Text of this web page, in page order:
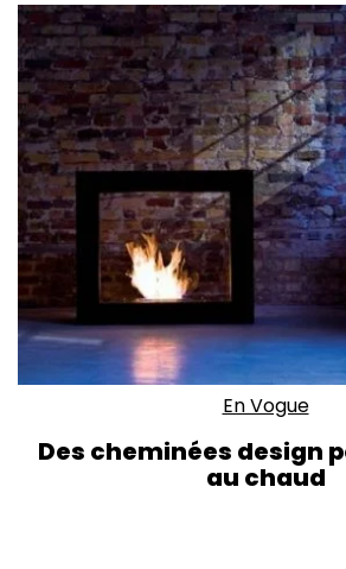
En Vogue
Des cheminées design
au chaud